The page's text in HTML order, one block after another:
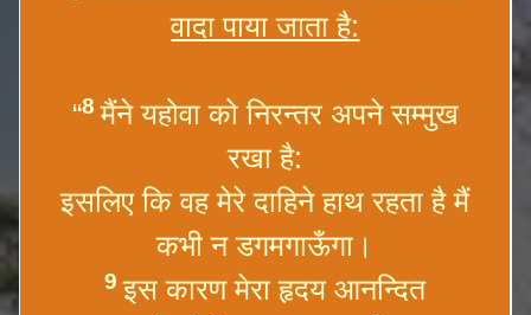
वादा पाया जाता है:
“8मैंने यहोवा को निरन्तर अपने सम्मुख
रखा है:
इसलिए कि वह मेरे दाहिने हाथ रहता है मैं
कभी न डगमगाऊँगा।
9इस कारण मेरा हृदय आनन्दित